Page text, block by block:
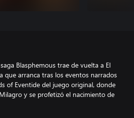
Blasphemous trae de vuelta a El
que arranca tras los eventos narrados
of Eventide del juego original, donde
y se profetizó el nacimiento de